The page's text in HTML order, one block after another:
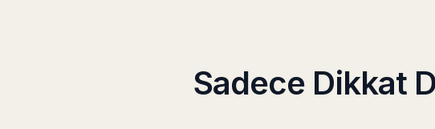
Sadece Dikkat